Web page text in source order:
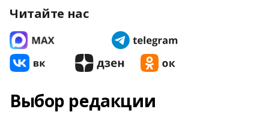
Читайте нас
Выбор редакции